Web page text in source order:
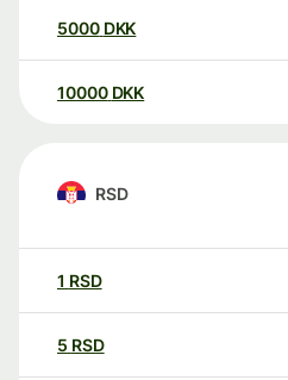
5000 DKK
10000 DKK
RSD
1 RSD
5 RSD